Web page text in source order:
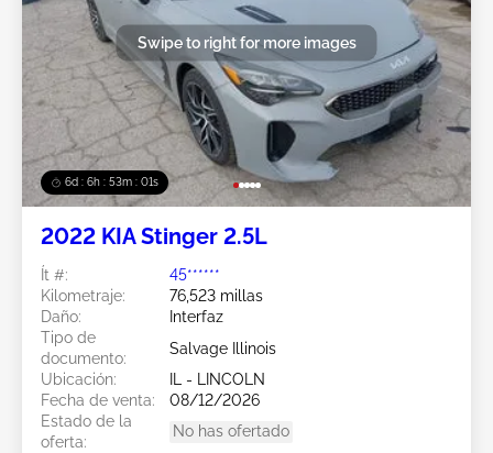
6d : 6h : 52m : 58s
Swipe to right for more images
2022 KIA Stinger 2.5L
Ít #:
45******
Kilometraje:
76,523 millas
Daño:
Interfaz
Tipo de
documento:
Salvage Illinois
Ubicación:
IL - LINCOLN
Fecha de venta:
08/12/2026
Estado de la
oferta:
No has ofertado